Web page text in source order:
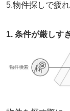
5.物件探しで疲
1. 条件が厳しす